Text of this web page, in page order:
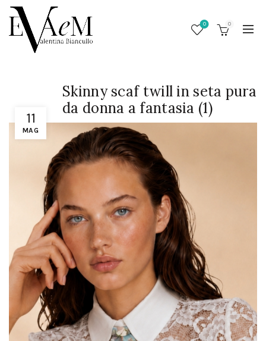
0 0
11
MAG
Skinny scaf twill in seta pura
da donna a fantasia (1)